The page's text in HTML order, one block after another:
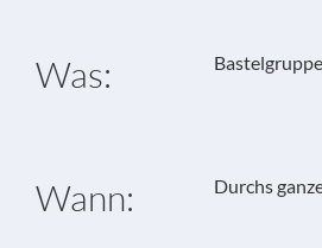
Was:
Wann: Durchs